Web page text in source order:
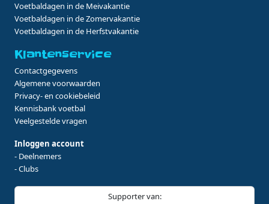
Voetbaldagen in de Meivakantie
Voetbaldagen in de Zomervakantie
Voetbaldagen in de Herfstvakantie
Klantenservice
Contactgegevens
Algemene voorwaarden
Privacy- en cookiebeleid
Kennisbank voetbal
Veelgestelde vragen
Inloggen account
- Deelnemers
- Clubs
Supporter van: